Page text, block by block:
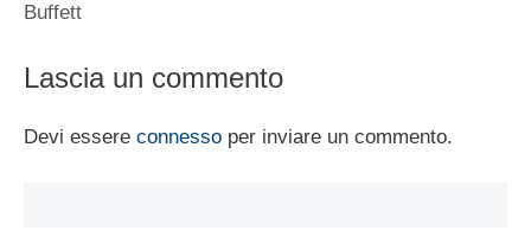
Buffett
Lascia un commento
Devi essere connesso per inviare un commento.